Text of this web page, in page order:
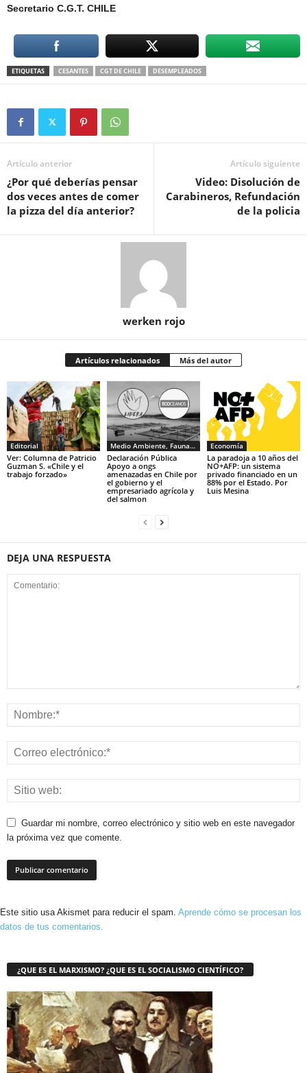
Secretario C.G.T. CHILE
ETIQUETAS CESANTES CGT DE CHILE DESEMPLEADOS
Artículo anterior
¿Por qué deberías pensar
dos veces antes de comer
la pizza del día anterior?
Artículo siguiente
Video: Disolución de
Carabineros, Refundación
de la policia
werken rojo
Artículos relacionados Más del autor
Editorial
Ver: Columna de Patricio
Guzman S. «Chile y el
trabajo forzado»
Medio Ambiente, Fauna y Sociedad
Declaración Pública
Apoyo a ongs
amenazadas en Chile por
el gobierno y el
empresariado agrícola y
del salmon
Economía
La paradoja a 10 años del
NO+AFP: un sistema
privado financiado en un
88% por el Estado. Por
Luis Mesina
DEJA UNA RESPUESTA
Guardar mi nombre, correo electrónico y sitio web en este navegador
la próxima vez que comente.
Este sitio usa Akismet para reducir el spam. Aprende cómo se procesan los
datos de tus comentarios.
¿QUE ES EL MARXISMO? ¿QUE ES EL SOCIALISMO CIENTÍFICO?